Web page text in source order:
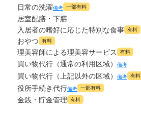
日常の洗濯備考 一部有料
居室配膳・下膳
入居者の嗜好に応じた特別な食事 有料
おやつ 有料
理美容師による理美容サービス 有料
買い物代行（通常の利用区域） 備考
買い物代行（上記以外の区域） 備考 有料
役所手続き代行備考 一部有料
金銭・貯金管理 有料